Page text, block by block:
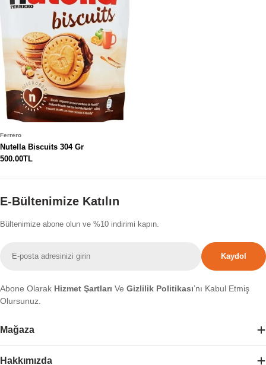
Ferrero
Nutella Biscuits 304 Gr
Normal
500.00TL
E-Bültenimize Katılın
Bültenimize abone olun ve %10 indirimi kapın.
posta
Kaydol
Abone Olarak Hizmet Şartları Ve Gizlilik Politikası’nı Kabul Etmiş
Olursunuz.
Mağaza
Hakkımızda